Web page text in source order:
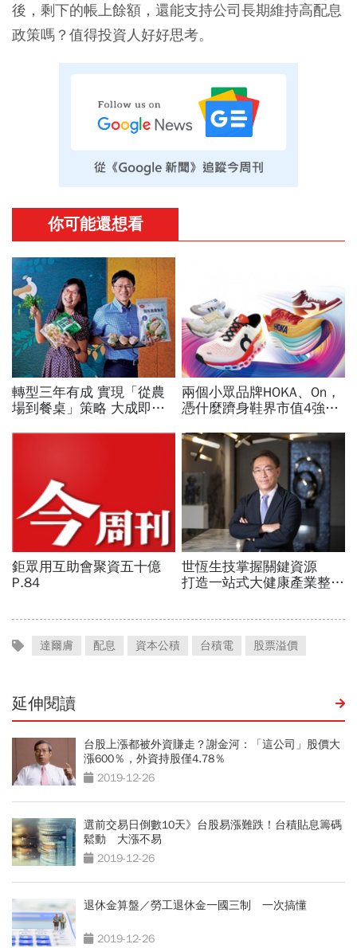
後，剩下的帳上餘額，還能支持公司長期維持高配息
政策嗎？值得投資人好好思考。
達爾膚 配息 資本公積 台積電 股票溢價
延伸閱讀
台股上漲都被外資賺走？謝金河：「這公司」股價大
漲600％，外資持股僅4.78％
2019-12-26
選前交易日倒數10天》台股易漲難跌！台積貼息籌碼
鬆動 大漲不易
2019-12-26
退休金算盤／勞工退休金一國三制 一次搞懂
2019-12-26